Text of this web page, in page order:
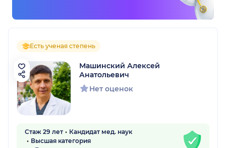
Есть ученая степень
Машинский Алексей
Анатольевич
Нет оценок
Стаж 29 лет
Кандидат мед. наук
Высшая категория